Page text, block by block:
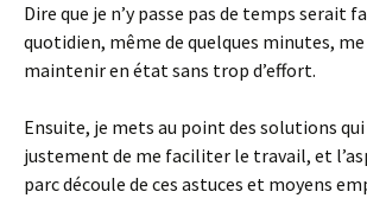
Dire que je n’y passe pas de temps serait
quotidien, même de quelques minutes,
maintenir en état sans trop d’effort.
Ensuite, je mets au point des solutions
justement de me faciliter le travail, et
parc découle de ces astuces et moyens